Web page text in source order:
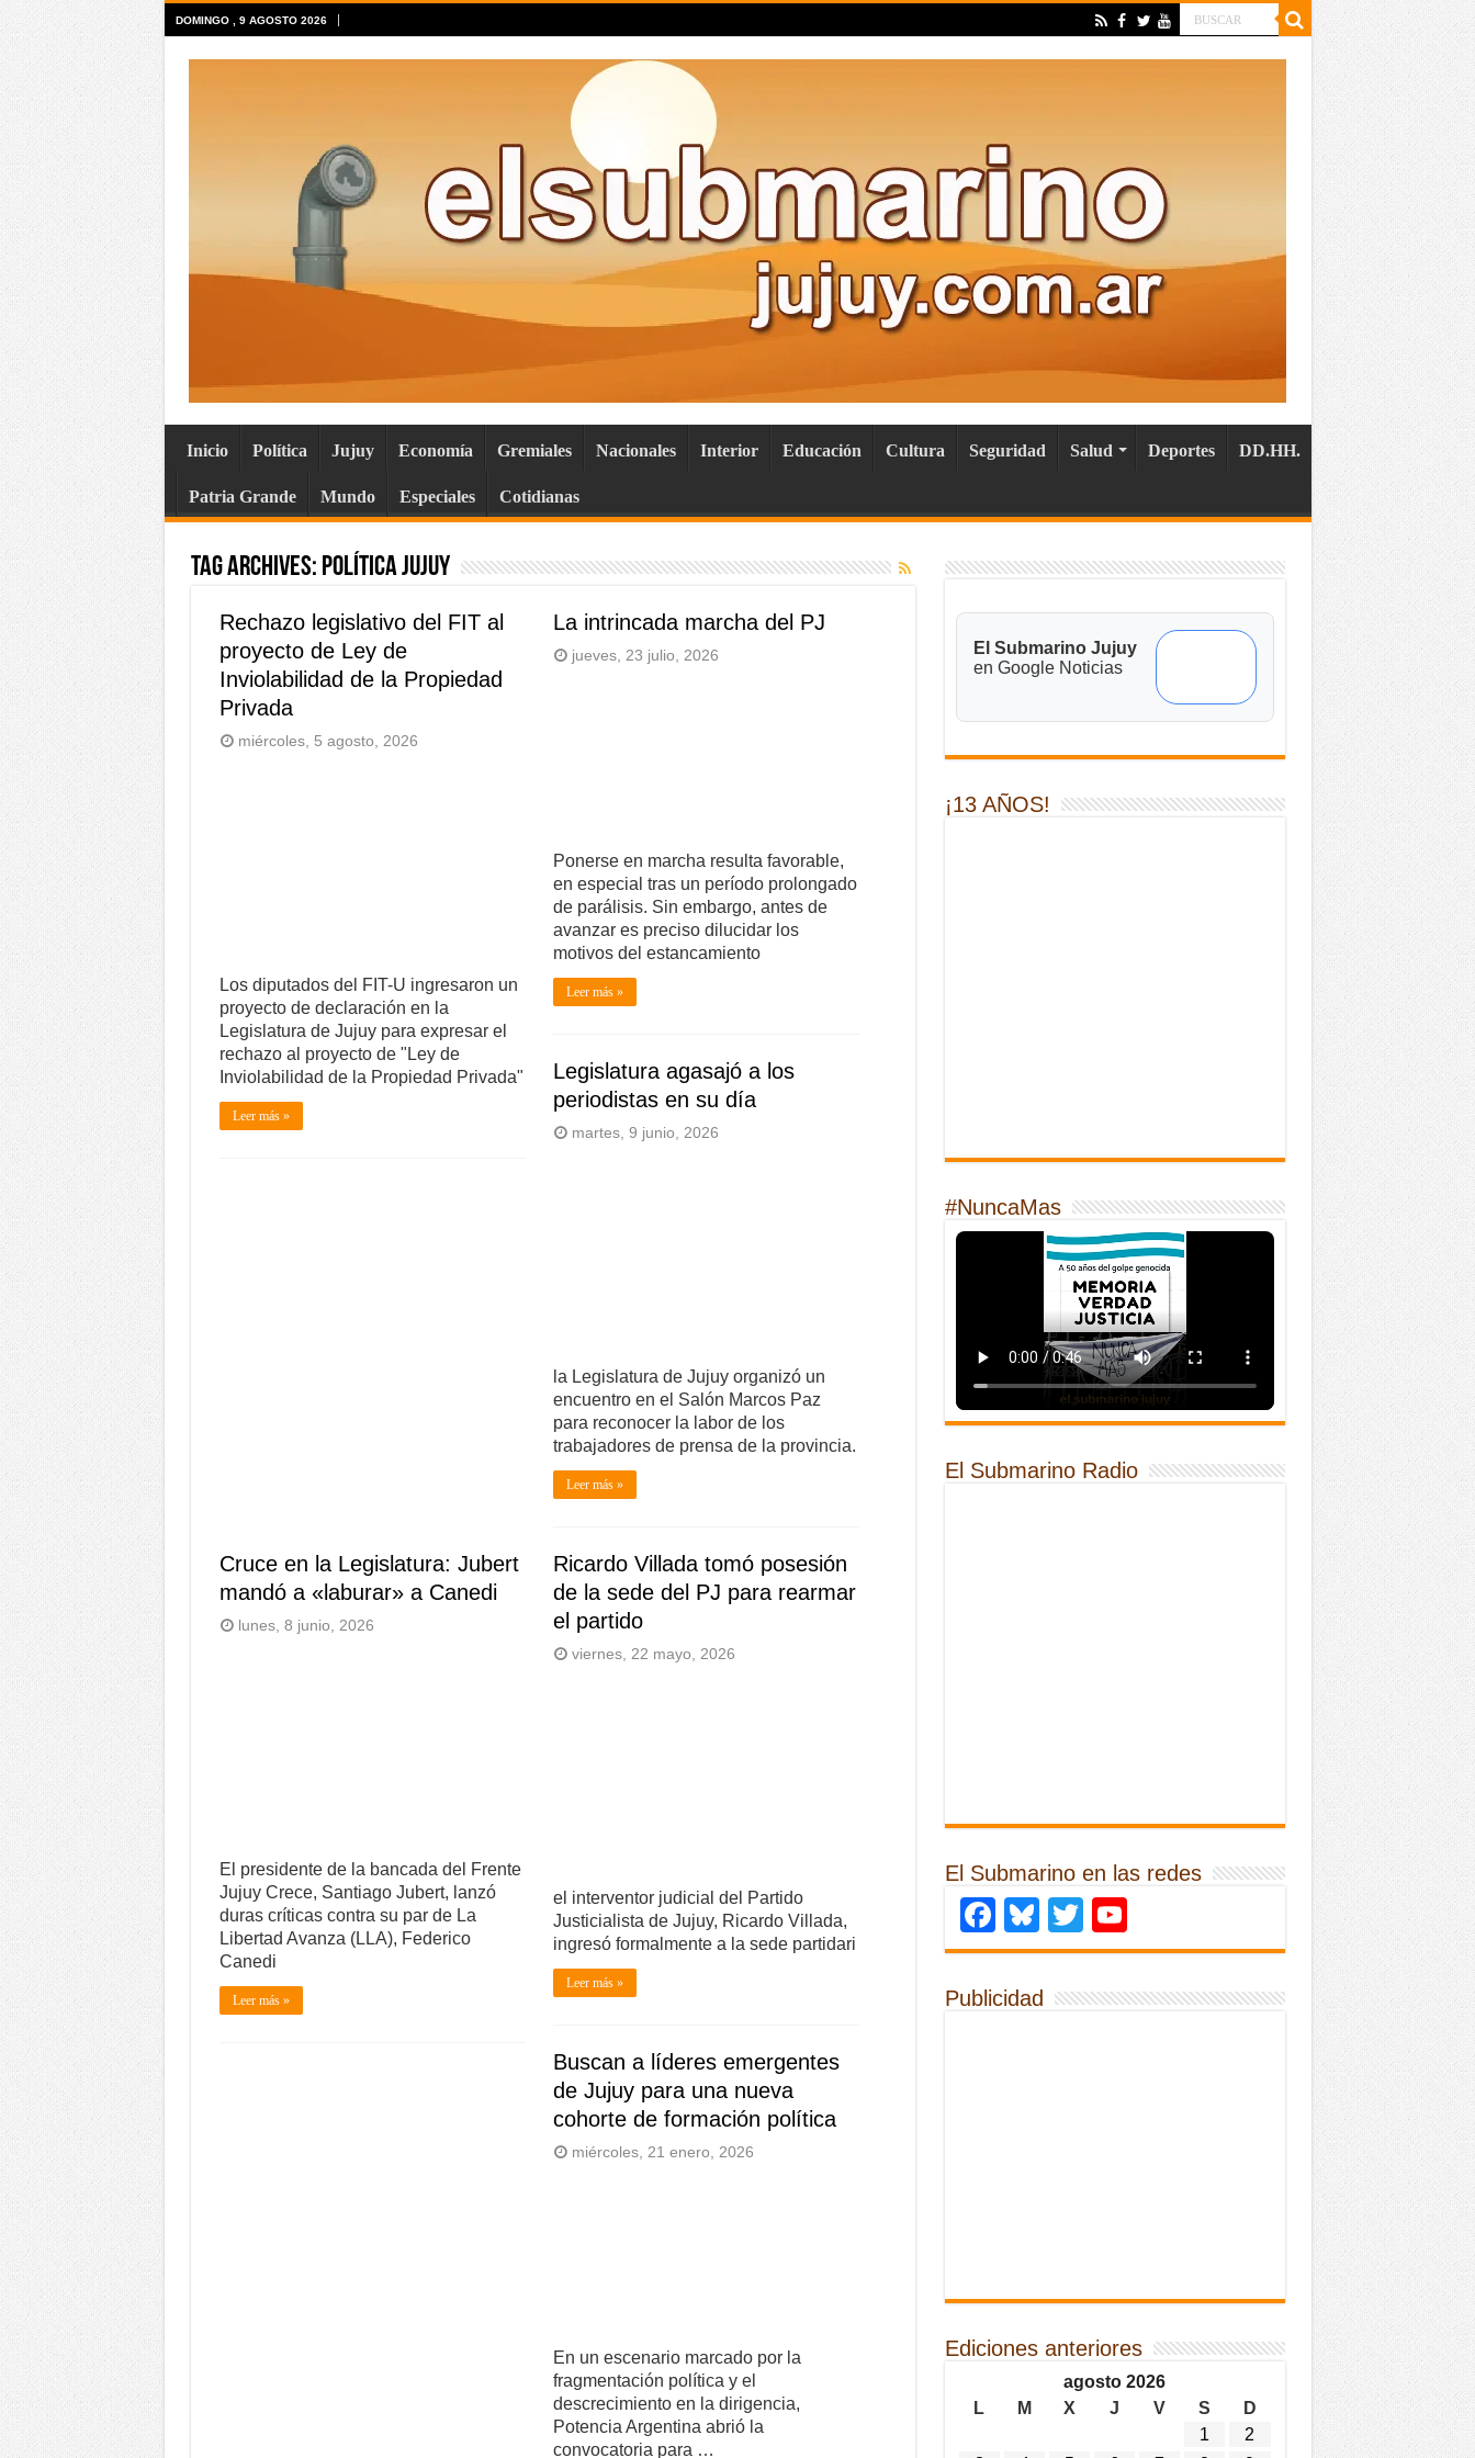
DOMINGO , 9 AGOSTO 2026
Inicio Política Jujuy Economía Gremiales Nacionales Interior Educación Cultura Seguridad Salud Deportes DD.HH.
Patria Grande Mundo Especiales Cotidianas
Tag Archives: Política Jujuy
Rechazo legislativo del FIT al
proyecto de Ley de
Inviolabilidad de la Propiedad
Privada
miércoles, 5 agosto, 2026
Los diputados del FIT-U ingresaron un
proyecto de declaración en la
Legislatura de Jujuy para expresar el
rechazo al proyecto de "Ley de
Inviolabilidad de la Propiedad Privada"
Leer más »
La intrincada marcha del PJ
jueves, 23 julio, 2026
Ponerse en marcha resulta favorable,
en especial tras un período prolongado
de parálisis. Sin embargo, antes de
avanzar es preciso dilucidar los
motivos del estancamiento
Leer más »
Legislatura agasajó a los
periodistas en su día
martes, 9 junio, 2026
la Legislatura de Jujuy organizó un
encuentro en el Salón Marcos Paz
para reconocer la labor de los
trabajadores de prensa de la provincia.
Leer más »
Cruce en la Legislatura: Jubert
mandó a «laburar» a Canedi
lunes, 8 junio, 2026
El presidente de la bancada del Frente
Jujuy Crece, Santiago Jubert, lanzó
duras críticas contra su par de La
Libertad Avanza (LLA), Federico
Canedi
Leer más »
Ricardo Villada tomó posesión
de la sede del PJ para rearmar
el partido
viernes, 22 mayo, 2026
el interventor judicial del Partido
Justicialista de Jujuy, Ricardo Villada,
ingresó formalmente a la sede partidari
Leer más »
Buscan a líderes emergentes
de Jujuy para una nueva
cohorte de formación política
miércoles, 21 enero, 2026
En un escenario marcado por la
fragmentación política y el
descrecimiento en la dirigencia,
Potencia Argentina abrió la
convocatoria para …
El Submarino Jujuy
en Google Noticias
¡13 AÑOS!
#NuncaMas
El Submarino Radio
El Submarino en las redes
Facebook
Bluesky
Twitter
Publicidad
Ediciones anteriores
agosto 2026
L
M X J V S
D
1
2